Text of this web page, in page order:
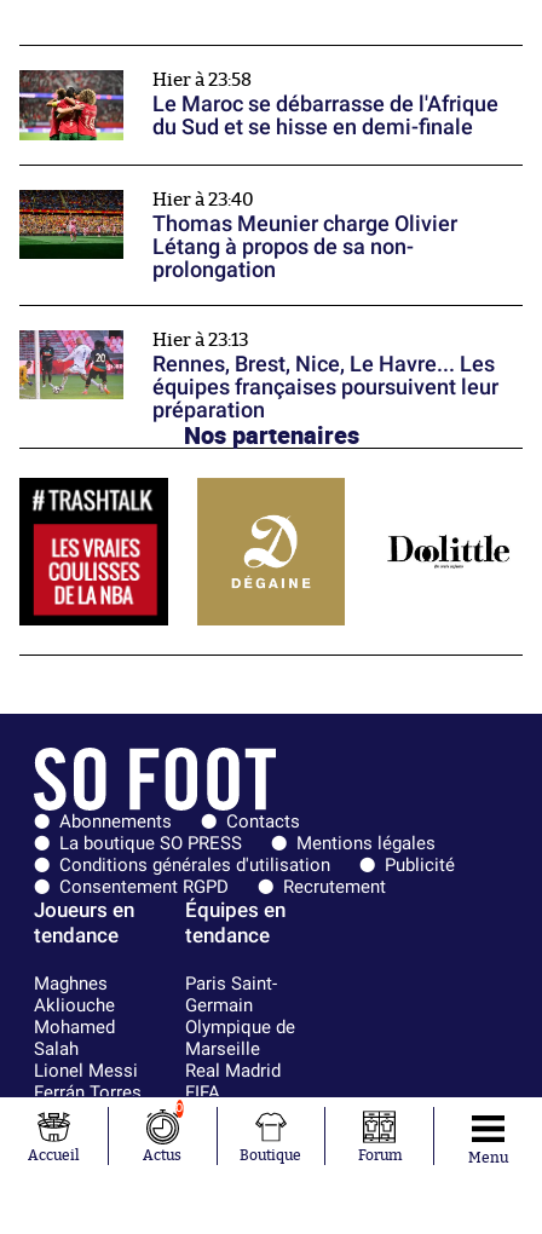
Hier à 23:58
Le Maroc se débarrasse de l'Afrique
du Sud et se hisse en demi-finale
Hier à 23:40
Thomas Meunier charge Olivier
Létang à propos de sa non-
prolongation
Hier à 23:13
Rennes, Brest, Nice, Le Havre... Les
équipes françaises poursuivent leur
préparation
Nos partenaires
Abonnements
Contacts
La boutique SO PRESS
Mentions légales
Conditions générales d'utilisation
Publicité
Consentement RGPD
Recrutement
Joueurs en
tendance
Maghnes
Akliouche
Mohamed
Salah
Lionel Messi
Ferrán Torres
Kilian Corredor
Franco
Mastantuono
Équipes en
tendance
Paris Saint-
Germain
Olympique de
Marseille
Real Madrid
FIFA
Olympique
AS Monaco
Accueil
0
Actus Boutique Forum Menu